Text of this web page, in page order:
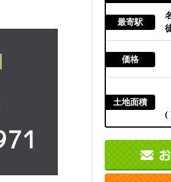
最寄駅
価格
土地面積
(